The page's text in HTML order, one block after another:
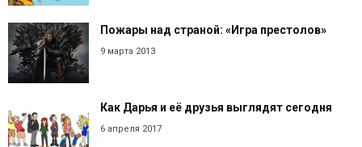
Пожары над страной: «Игра престолов»
9 марта 2013
Как Дарья и её друзья выглядят сегодня
6 апреля 2017